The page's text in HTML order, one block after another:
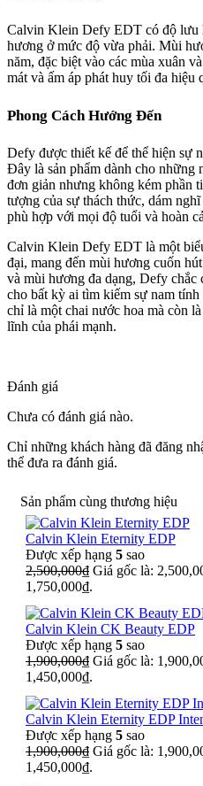
Calvin Klein Defy EDT có độ lưu
hương ở mức độ vừa phải. Mùi
năm, đặc biệt vào các mùa xuân
mát và ấm áp phát huy tối đa hiệu
Phong Cách Hướng Đến
Defy được thiết kế để thể hiện sự
Đây là sản phẩm dành cho
đơn giản nhưng không kém phần
tượng của sự thách thức, dám
phù hợp với mọi độ tuổi và hoàn
Calvin Klein Defy EDT là một
đại, mang đến mùi hương cuốn
và mùi hương đa dạng, Defy chắc
cho bất kỳ ai tìm kiếm sự nam
chỉ là một chai nước hoa mà còn
lĩnh của phái mạnh.
Đánh giá
Chưa có đánh giá nào.
Chỉ những khách hàng đã đăng
thể đưa ra đánh giá.
Sản phẩm cùng thương hiệu
Calvin Klein Eternity EDP
Được xếp hạng 5 sao
2,500,000₫ Giá gốc là:
1,750,000₫.
Calvin Klein CK Beauty EDP
Được xếp hạng 5 sao
1,900,000₫ Giá gốc là:
1,450,000₫.
Calvin Klein Eternity EDP
Được xếp hạng 5 sao
1,900,000₫ Giá gốc là:
1,450,000₫.